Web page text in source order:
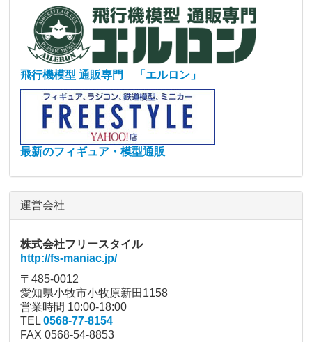
飛行機模型 通販専門 「エルロン」
最新のフィギュア・模型通販
運営会社
株式会社フリースタイル
http://fs-maniac.jp/
〒485-0012
愛知県小牧市小牧原新田1158
営業時間 10:00-18:00
TEL0568-77-8154
FAX 0568-54-8853